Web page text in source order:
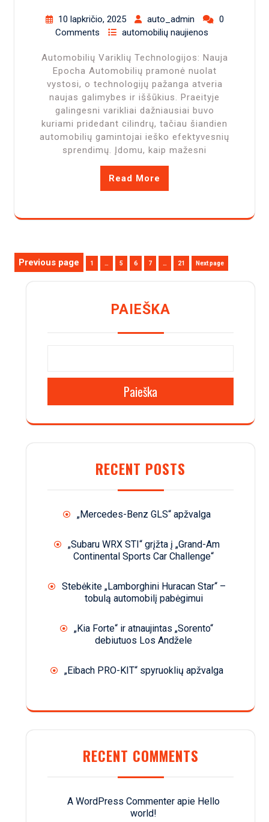
10 lapkričio, 2025 auto_admin
0
Comments
automobilių naujienos
Automobilių Variklių Technologijos: Nauja
Epocha Automobilių pramonė nuolat
vystosi, o technologijų pažanga atveria
naujas galimybes ir iššūkius. Praeityje
galingesni varikliai dažniausiai buvo
kuriami pridedant cilindrų, tačiau šiandien
automobilių gamintojai ieško efektyvesnių
sprendimų. Įdomu, kaip mažesni
Read More
Įrašų
puslapiavimas
Previous page Page
1 … Page
5 Page
6 Page
7 … Page
21 Next page
PAIEŠKA
Paieška
RECENT POSTS
„Mercedes-Benz GLS“ apžvalga
„Subaru WRX STI“ grįžta į „Grand-Am
Continental Sports Car Challenge“
Stebėkite „Lamborghini Huracan Star“ –
tobulą automobilį pabėgimui
„Kia Forte“ ir atnaujintas „Sorento“
debiutuos Los Andžele
„Eibach PRO-KIT“ spyruoklių apžvalga
RECENT COMMENTS
A WordPress Commenter apie Hello
world!